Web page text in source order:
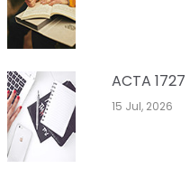
ACTA 1727
15 Jul, 2026